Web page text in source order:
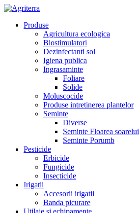
Produse
Agricultura ecologica
Biostimulatori
Dezinfectanti sol
Igiena publica
Ingrasaminte
Foliare
Solide
Moluscocide
Produse intretinerea plantelor
Seminte
Diverse
Seminte Floarea soarelui
Seminte Porumb
Pesticide
Erbicide
Fungicide
Insecticide
Irigatii
Accesorii irigatii
Banda picurare
Utilaje si echipamente